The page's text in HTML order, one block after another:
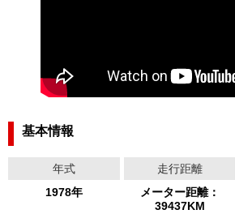
基本情報
年式
1978年
走行距離
メーター距離：
39437KM